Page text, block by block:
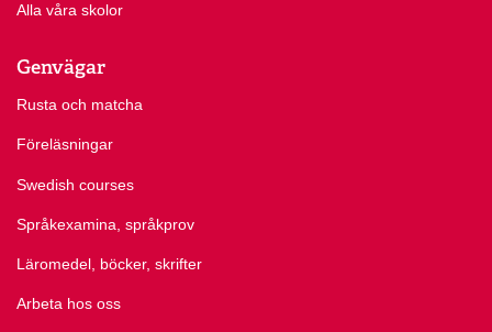
Alla våra skolor
Genvägar
Rusta och matcha
Föreläsningar
Swedish courses
Språkexamina, språkprov
Läromedel, böcker, skrifter
Arbeta hos oss